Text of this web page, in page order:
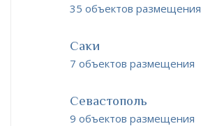
35 объектов размещения
Саки
7 объектов размещения
Севастополь
9 объектов размещения